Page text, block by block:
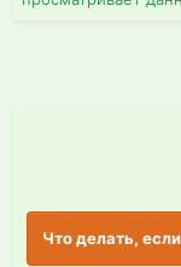
Что делать,